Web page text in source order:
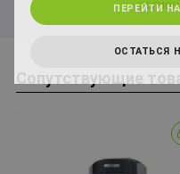
Сопутствующие
ПЕРЕЙТИ
ОСТАТЬСЯ